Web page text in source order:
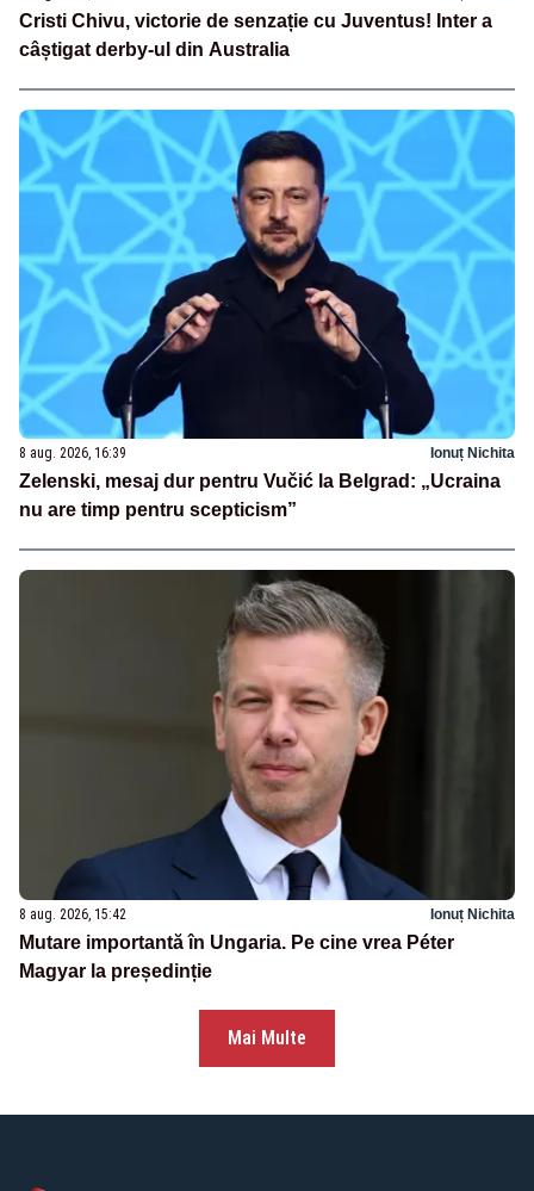
Cristi Chivu, victorie de senzație cu Juventus! Inter a
câștigat derby-ul din Australia
8 aug. 2026, 16:39 Ionuț Nichita
Zelenski, mesaj dur pentru Vučić la Belgrad: „Ucraina
nu are timp pentru scepticism”
8 aug. 2026, 15:42 Ionuț Nichita
Mutare importantă în Ungaria. Pe cine vrea Péter
Magyar la președinție
Mai Multe